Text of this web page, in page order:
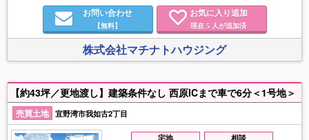
お問い合わせ
【無料】
お気に入り追加
現在 5 人が追加済
株式会社マチナトハウジング
【約43坪／更地渡し】建築条件なし 西原ICまで車で6分＜1号地＞
売買土地 宜野湾市我如古2丁目
宅地 相談